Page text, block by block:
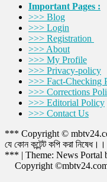
Important Pages :
>>> Blog
>>> Login
>>> Registration
>>> About
>>> My Profile
>>> Privacy-policy
>>> Fact-Checking
>>> Corrections
>>> Editorial Policy
>>> Contact Us
*** Copyright ©
যে কোন কন্টেন্ট কপি করা
*** | Theme: News Portal
Copyright